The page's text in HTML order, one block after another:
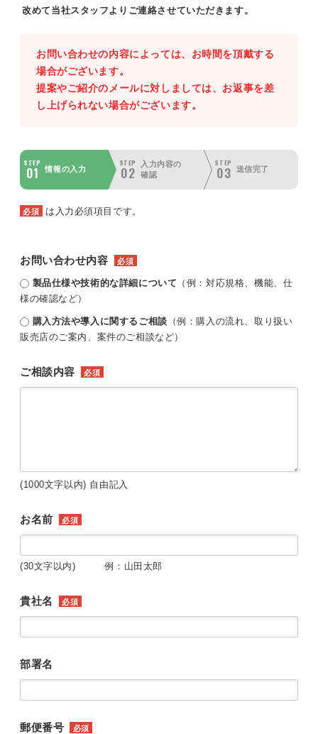
改めて当社スタッフよりご連絡させていただきます。
お問い合わせの内容によっては、お時間を頂戴する
場合がございます。
提案やご紹介のメールに対しましては、お返事を差
し上げられない場合がございます。
STEP
01 情報の入力
STEP
02
入力内容の
確認
STEP
03 送信完了
必須 は入力必須項目です。
お問い合わせ内容 必須
製品仕様や技術的な詳細について （例：対応規格、機能、仕
様の確認など）
購入方法や導入に関するご相談 （例：購入の流れ、取り扱い
販売店のご案内、案件のご相談など）
ご相談内容 必須
(1000文字以内) 自由記入
お名前 必須
(30文字以内) 例：山田太郎
貴社名 必須
部署名
郵便番号 必須